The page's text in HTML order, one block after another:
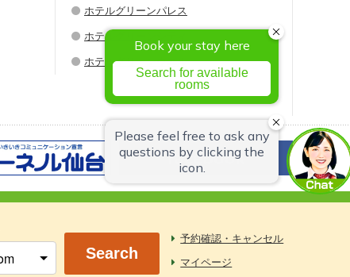
Search
予約確認・キャンセル
マイページ
ホテルグリーンパレス
ホテルグリーンシティ
ホテルグリーンウエル